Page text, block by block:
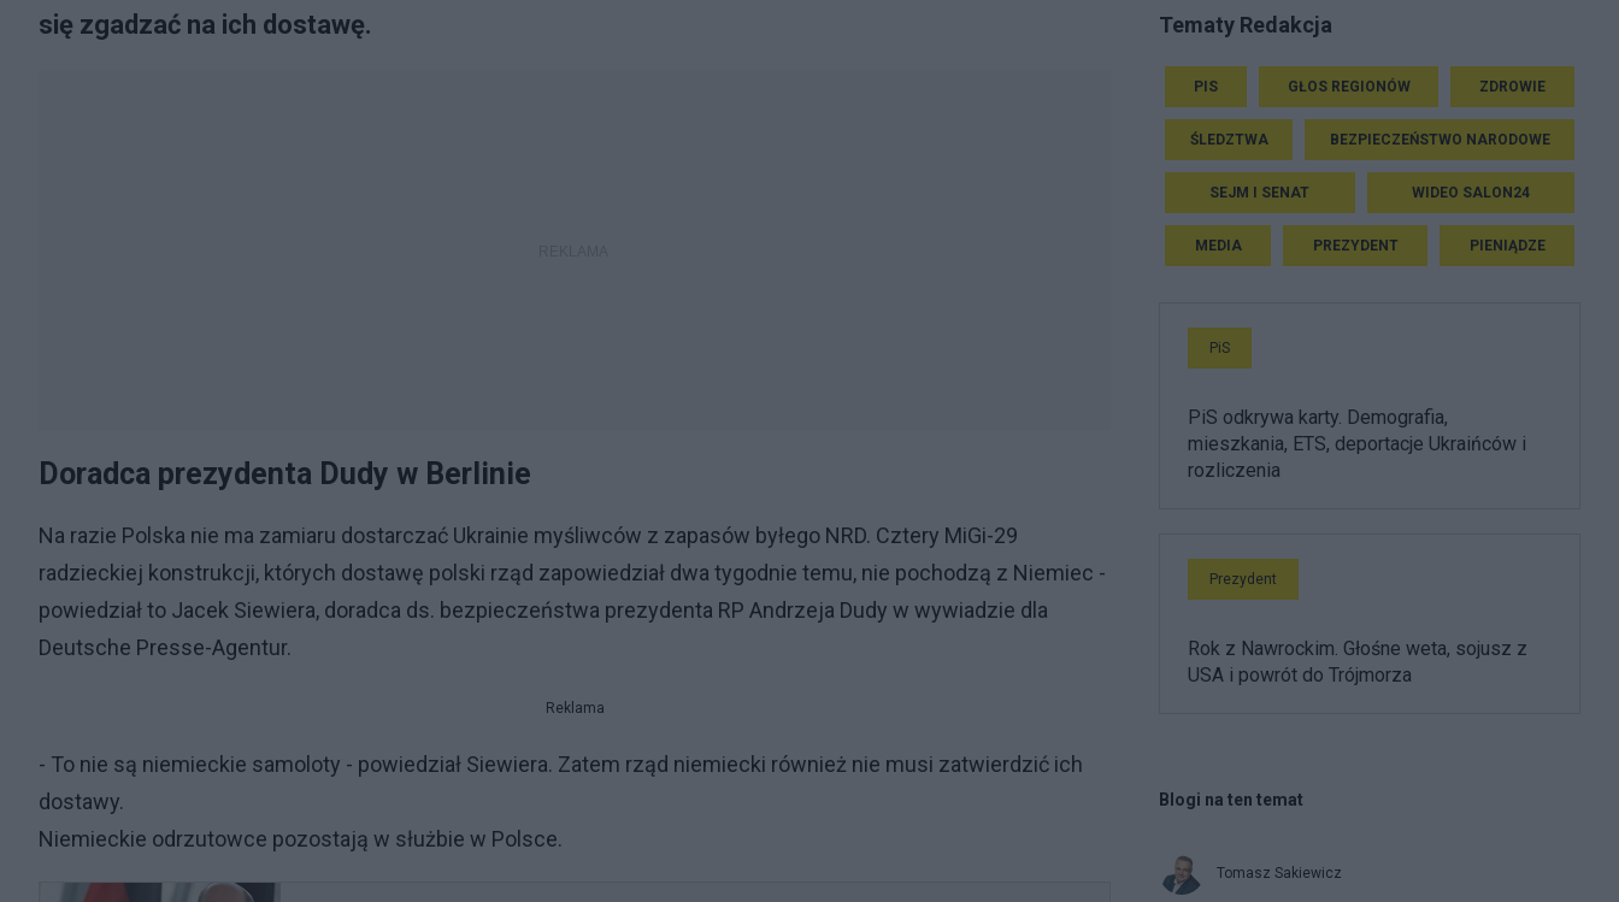
się zgadzać na ich dostawę.
Doradca prezydenta Dudy w Berlinie
Na razie Polska nie ma zamiaru dostarczać Ukrainie myśliwców z zapasów byłego NRD. Cztery MiGi-29
radzieckiej konstrukcji, których dostawę polski rząd zapowiedział dwa tygodnie temu, nie pochodzą z Niemiec -
powiedział to Jacek Siewiera, doradca ds. bezpieczeństwa prezydenta RP Andrzeja Dudy w wywiadzie dla
Deutsche Presse-Agentur.
Reklama
- To nie są niemieckie samoloty - powiedział Siewiera. Zatem rząd niemiecki również nie musi zatwierdzić ich
dostawy.
Niemieckie odrzutowce pozostają w służbie w Polsce.
Tematy Redakcja
PIS GŁOS REGIONÓW ZDROWIE
ŚLEDZTWA BEZPIECZEŃSTWO NARODOWE
SEJM I SENAT WIDEO SALON24
MEDIA PREZYDENT PIENIĄDZE
PiS
PiS odkrywa karty. Demografia,
mieszkania, ETS, deportacje Ukraińców i
rozliczenia
Prezydent
Rok z Nawrockim. Głośne weta, sojusz z
USA i powrót do Trójmorza
Blogi na ten temat
Tomasz Sakiewicz